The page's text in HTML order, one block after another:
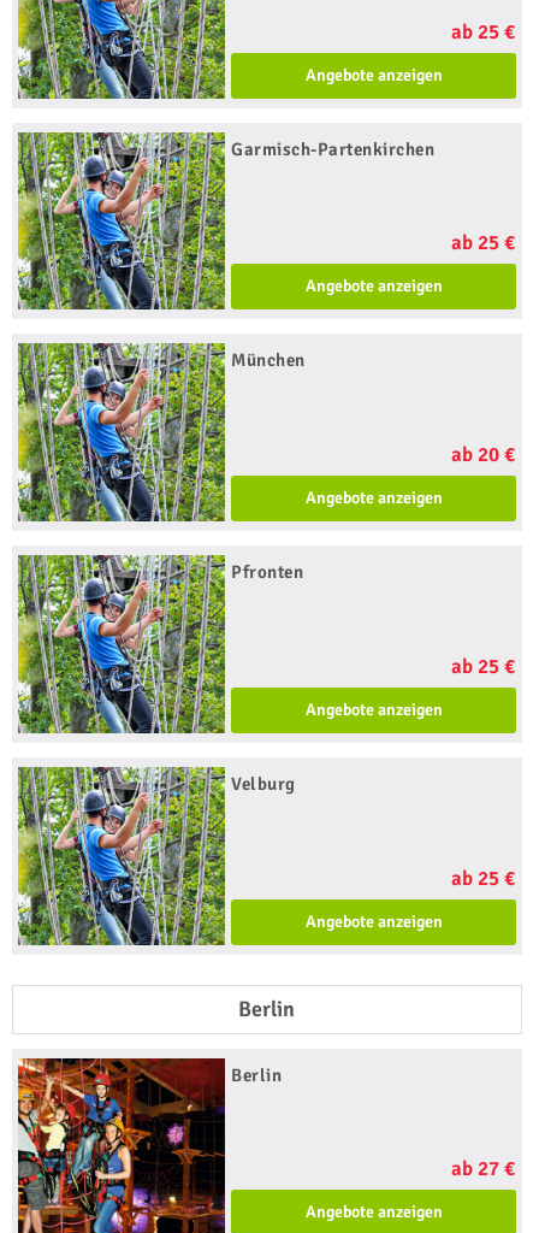
ab 25 €
Angebote anzeigen
Garmisch-Partenkirchen
ab 25 €
Angebote anzeigen
München
ab 20 €
Angebote anzeigen
Pfronten
ab 25 €
Angebote anzeigen
Velburg
ab 25 €
Angebote anzeigen
Berlin
Berlin
ab 27 €
Angebote anzeigen